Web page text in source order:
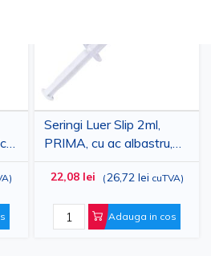
)
Seringi Luer Slip 2ml,
PRIMA, cu ac albastru,
100 bucati
22,08 lei (26,72 lei cuTVA)
Adauga in cos